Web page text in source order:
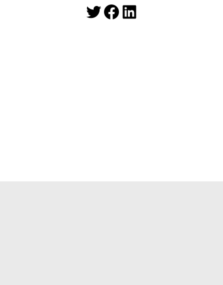
Twitter
Facebook
LinkedIn